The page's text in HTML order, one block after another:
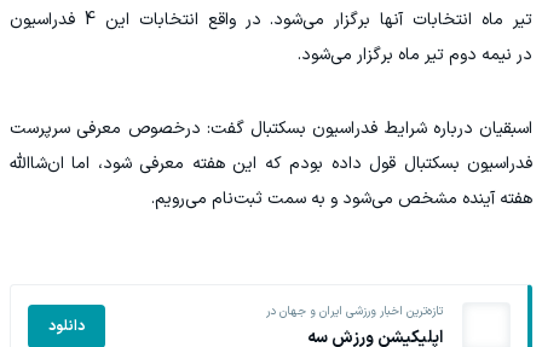
تیر ماه انتخابات آنها برگزار می‌شود. در واقع انتخابات این 4 فدراسیون
در نیمه دوم تیر ماه برگزار می‌شود.
اسبقیان درباره شرایط فدراسیون بسکتبال گفت: درخصوص معرفی سرپرست
فدراسیون بسکتبال قول داده بودم که این هفته معرفی شود، اما ان‌شاالله
هفته آینده مشخص می‌شود و به سمت ثبت‌نام می‌رویم.
تازه‌ترین اخبار ورزشی ایران و جهان در
اپلیکیشن ورزش سه دانلود